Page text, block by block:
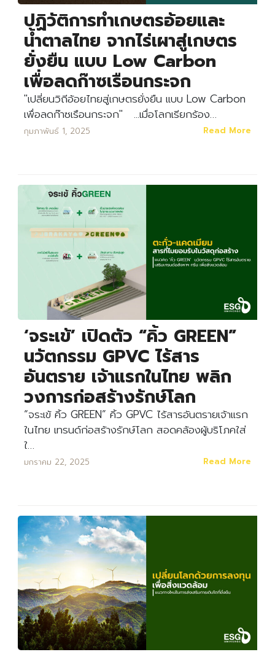
ปฏิวัติการทำเกษตรอ้อยและ
น้ำตาลไทย จากไร่เผาสู่เกษตร
ยั่งยืน แบบ Low Carbon
เพื่อลดก๊าซเรือนกระจก
"เปลี่ยนวิถีอ้อยไทยสู่เกษตรยั่งยืน แบบ Low Carbon
เพื่อลดก๊าซเรือนกระจก" ...เมื่อโลกเรียกร้อง…
กุมภาพันธ์ 1, 2025 Read More
‘จระเข้’ เปิดตัว “คิ้ว GREEN”
นวัตกรรม GPVC ไร้สาร
อันตราย เจ้าแรกในไทย พลิก
วงการก่อสร้างรักษ์โลก
“จระเข้ คิ้ว GREEN” คิ้ว GPVC ไร้สารอันตรายเจ้าแรก
ในไทย เทรนด์ก่อสร้างรักษ์โลก สอดคล้องผู้บริโภคใส่
ใ…
มกราคม 22, 2025 Read More